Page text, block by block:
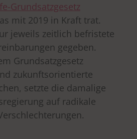
Grundsatzgesetz
mit 2019 in Kraft trat.
jeweils zeitlich befristete
gegeben.
Grundsatzgesetz
zukunftsorientierte
setzte die damalige
auf radikale